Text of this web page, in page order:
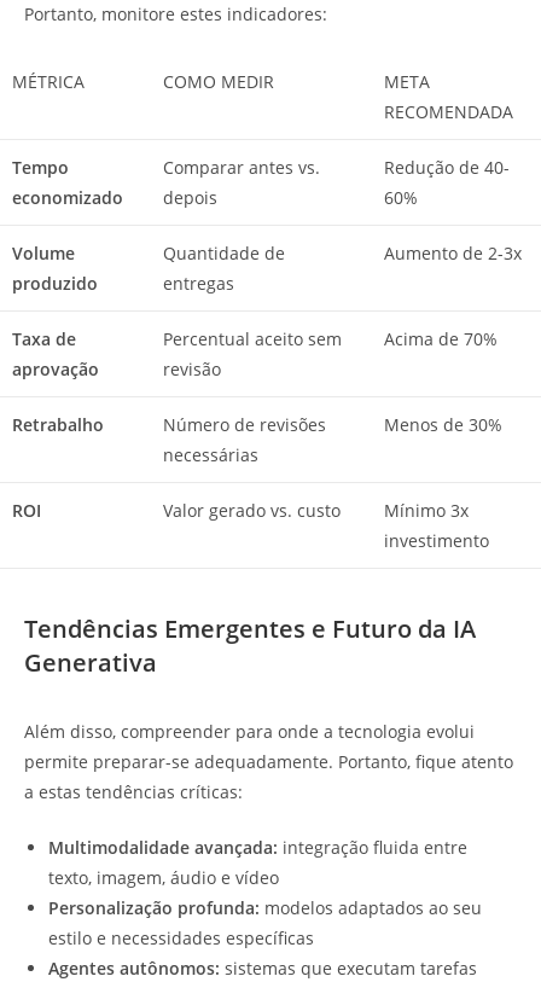
Portanto, monitore estes indicadores:
MÉTRICA COMO MEDIR
META
RECOMENDADA
Tempo
economizado
Comparar antes vs.
depois
Redução de 40-
60%
Volume
produzido
Quantidade de
entregas
Aumento de 2-3x
Taxa de
aprovação
Percentual aceito sem
revisão
Acima de 70%
Retrabalho
Número de revisões
necessárias
Menos de 30%
ROI Valor gerado vs. custo
Mínimo 3x
investimento
Tendências Emergentes e Futuro da IA
Generativa
Além disso, compreender para onde a tecnologia evolui
permite preparar-se adequadamente. Portanto, fique atento
a estas tendências críticas:
Multimodalidade avançada: integração fluida entre
texto, imagem, áudio e vídeo
Personalização profunda: modelos adaptados ao seu
estilo e necessidades específicas
Agentes autônomos: sistemas que executam tarefas